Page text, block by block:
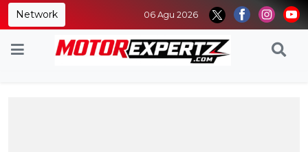
Network 06 Agu 2026